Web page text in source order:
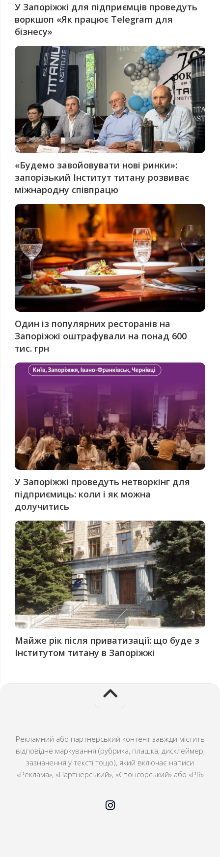
У Запоріжжі для підприємців проведуть
воркшоп «Як працює Telegram для
бізнесу»
«Будемо завойовувати нові ринки»:
запорізький Інститут титану розвиває
міжнародну співпрацю
Один із популярних ресторанів на
Запоріжжі оштрафували на понад 600
тис. грн
У Запоріжжі проведуть нетворкінг для
підприємиць: коли і як можна
долучитись
Майже рік після приватизації: що буде з
Інститутом титану в Запоріжжі
Рекламний або партнерський контент завжди містить
відповідне маркування (рубрика, плашка, дисклеймер,
зазначення у тексті тощо), який включає написи
«Реклама», «Партнерський», «Спонсорський» або «PR»